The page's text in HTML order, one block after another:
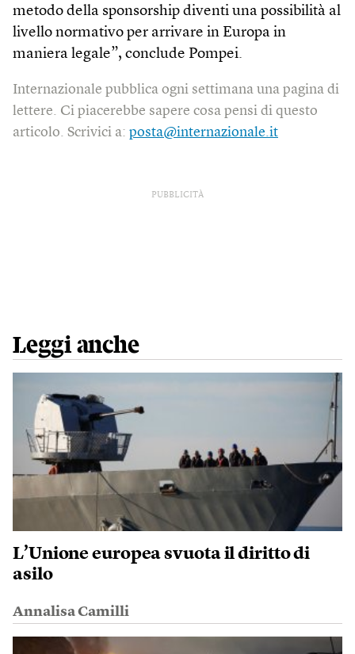
metodo della sponsorship diventi una possibilità al
livello normativo per arrivare in Europa in
maniera legale”, conclude Pompei.
Internazionale pubblica ogni settimana una pagina di
lettere. Ci piacerebbe sapere cosa pensi di questo
articolo. Scrivici a: posta@internazionale.it
PUBBLICITÀ
Leggi anche
L’Unione europea svuota il diritto di
asilo
Annalisa Camilli